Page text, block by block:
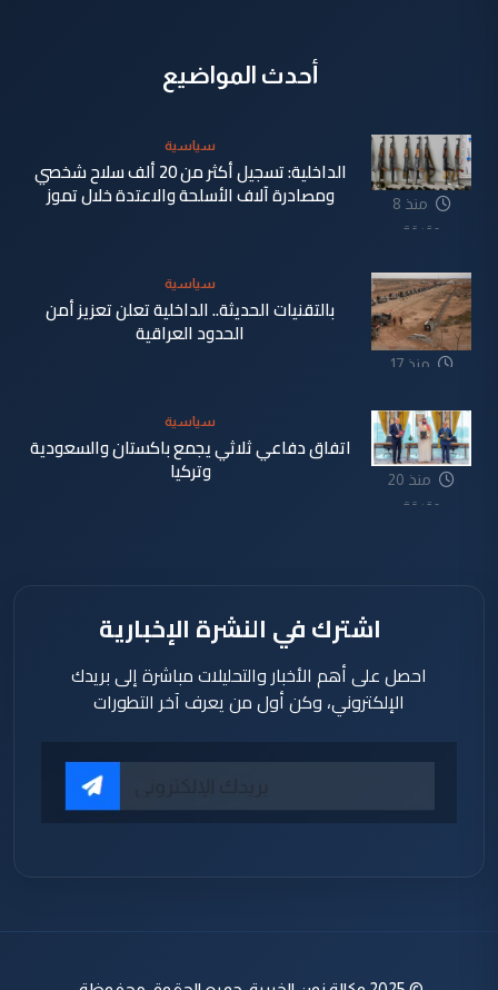
أحدث المواضيع
منذ 8
دقيقة
سياسية
الداخلية: تسجيل أكثر من 20 ألف سلاح شخصي
ومصادرة آلاف الأسلحة والاعتدة خلال تموز
منذ 17
سياسية
بالتقنيات الحديثة.. الداخلية تعلن تعزيز أمن
الحدود العراقية
منذ 20
دقيقة
سياسية
اتفاق دفاعي ثلاثي يجمع باكستان والسعودية
وتركيا
اشترك في النشرة الإخبارية
احصل على أهم الأخبار والتحليلات مباشرة إلى بريدك
الإلكتروني، وكن أول من يعرف آخر التطورات